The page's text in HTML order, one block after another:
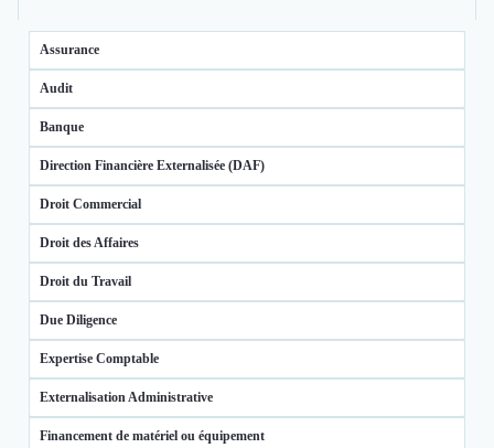
Externalisation Administrative
Direction Financière Externalisée (DAF)
Transactions Services
Restructuring
Droit Commercial
Droit du Travail
Propriété Intellectuelle (IP/IT)
Banque
Gestion de trésorerie
Recouvrement
Financement de matériel ou équipement
Due Diligence
Audit
Fiscalité
Assurance
Audit
Banque
Direction Financière Externalisée (DAF)
Droit Commercial
Droit des Affaires
Droit du Travail
Due Diligence
Expertise Comptable
Externalisation Administrative
Financement de matériel ou équipement